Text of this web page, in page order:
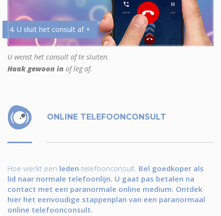
4. U sluit het consult af +
U wenst het consult af te sluiten.
Haak gewoon in of leg af.
ONLINE TELEFOONCONSULT
Hoe werkt een leden-telefoonconsult. Bel goedkoper als
lid naar normale telefoonlijn. U gaat pas betalen na
contact met een paranormale online medium. Ontdek
hier het eenvoudige stappenplan van een paranormaal
online telefoonconsult.